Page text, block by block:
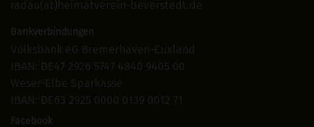
radau(at)heimatverein-beverstedt.de
Bankverbindungen
Volksbank eG Bremerhaven-Cuxland
IBAN: DE47 2926 5747 4840 9405 00
Weser-Elbe Sparkasse
IBAN: DE63 2925 0000 0139 0012 71
Facebook